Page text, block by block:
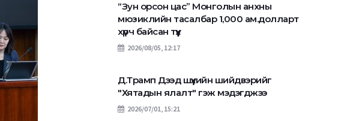
“Зун орсон цас” Монголын анхны
мюзиклийн тасалбар 1,000 ам.долларт
хүрч байсан түүх
2026/08/05, 12:17
Д.Трамп Дээд шүүхийн шийдвэрийг
"Хятадын ялалт" гэж мэдэгджээ
2026/07/01, 15:21